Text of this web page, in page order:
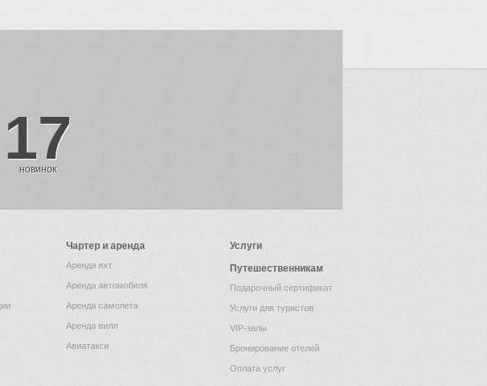
17
новинок
Чартер и аренда
Аренда яхт
Аренда автомобиля
Аренда самолета
Аренда вилл
Авиатакси
Услуги
Путешественникам
Подарочный сертификат
Услуги для туристов
VIP-залы
Бронирование отелей
Оплата услуг